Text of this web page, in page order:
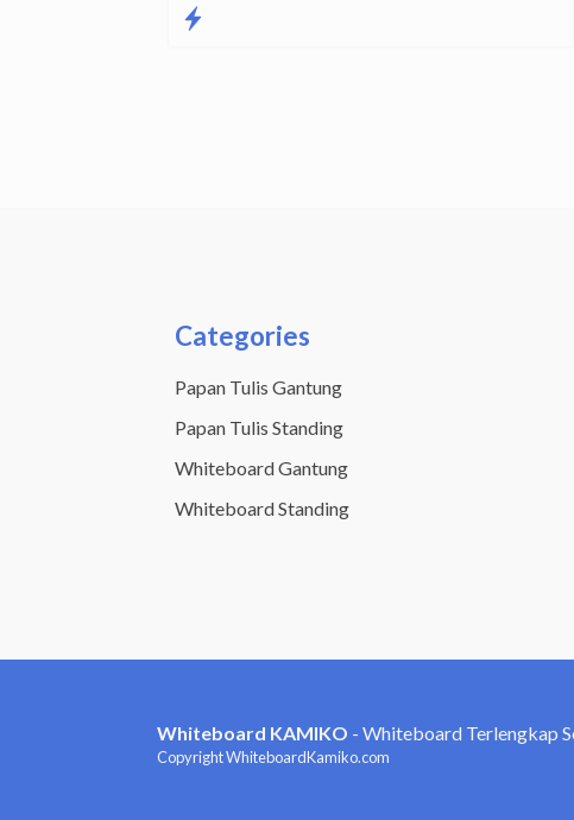
Categories
Papan Tulis Gantung
Papan Tulis Standing
Whiteboard Gantung
Whiteboard Standing
Whiteboard KAMIKO - Whiteboard Terlengkap
Copyright WhiteboardKamiko.com